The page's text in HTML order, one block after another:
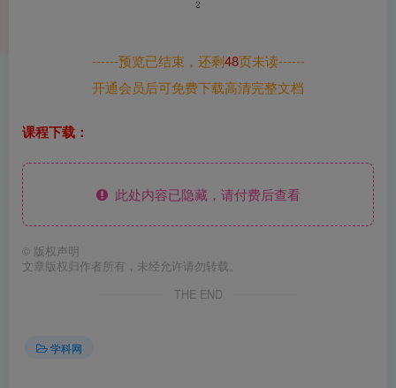
------预览已结束，还剩48页未读------
开通会员后可免费下载高清完整文档
课程下载：
此处内容已隐藏，请付费后查看
© 版权声明
文章版权归作者所有，未经允许请勿转载。
THE END
学科网